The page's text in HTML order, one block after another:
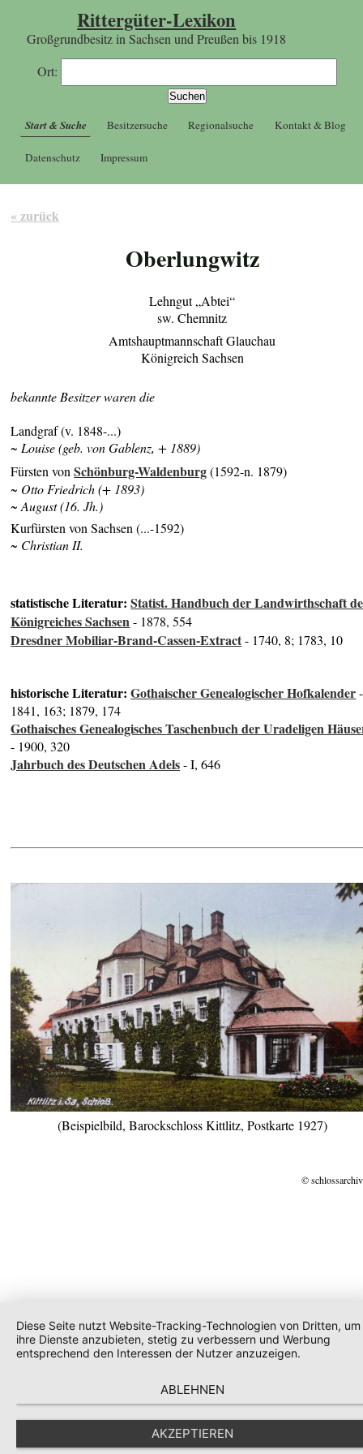
Rittergüter-Lexikon
Großgrundbesitz in Sachsen und Preußen bis 1918
Ort:
Start & Suche Besitzersuche Regionalsuche Kontakt & Blog
Datenschutz Impressum
« zurück
Oberlungwitz
Lehngut „Abtei“
sw. Chemnitz
Amtshauptmannschaft Glauchau
Königreich Sachsen
bekannte Besitzer waren die
Landgraf (v. 1848-...)
~ Louise (geb. von Gablenz, + 1889)
Fürsten vonSchönburg-Waldenburg(1592-n. 1879)
~ Otto Friedrich (+ 1893)
~ August (16. Jh.)
Kurfürsten von Sachsen (...-1592)
~ Christian II.
statistische Literatur:Statist. Handbuch der Landwirthschaft
Königreiches Sachsen- 1878, 554
Dresdner Mobiliar-Brand-Cassen-Extract- 1740, 8; 1783, 10
historische Literatur:Gothaischer Genealogischer Hofkalender-
1841, 163; 1879, 174
Gothaisches Genealogisches Taschenbuch der Uradeligen
- 1900, 320
Jahrbuch des Deutschen Adels- I, 646
(Beispielbild, Barockschloss Kittlitz, Postkarte 1927)
©
Diese Seite nutzt Website-Tracking-Technologien von Dritten, um
ihre Dienste anzubieten, stetig zu verbessern und Werbung
entsprechend den Interessen der Nutzer anzuzeigen.
ABLEHNEN
AKZEPTIEREN